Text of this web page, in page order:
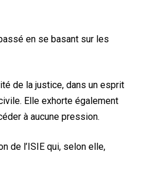
en se basant sur les
de la justice, dans un esprit
Elle exhorte également
à aucune pression.
de l’ISIE qui, selon elle,